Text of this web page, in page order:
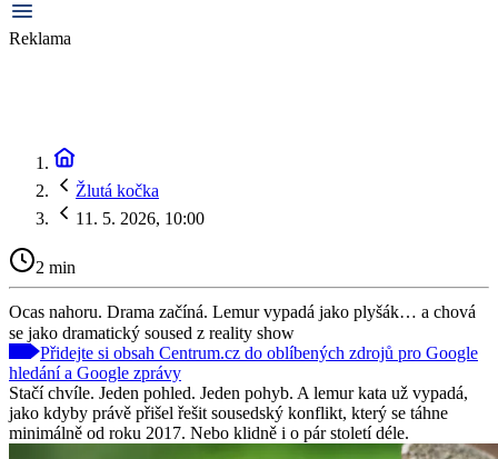
Reklama
Žlutá kočka
11. 5. 2026, 10:00
2 min
Ocas nahoru. Drama začíná. Lemur vypadá jako plyšák… a chová
se jako dramatický soused z reality show
Přidejte si obsah Centrum.cz do oblíbených zdrojů pro Google
hledání a Google zprávy
Stačí chvíle. Jeden pohled. Jeden pohyb. A lemur kata už vypadá,
jako kdyby právě přišel řešit sousedský konflikt, který se táhne
minimálně od roku 2017. Nebo klidně i o pár století déle.